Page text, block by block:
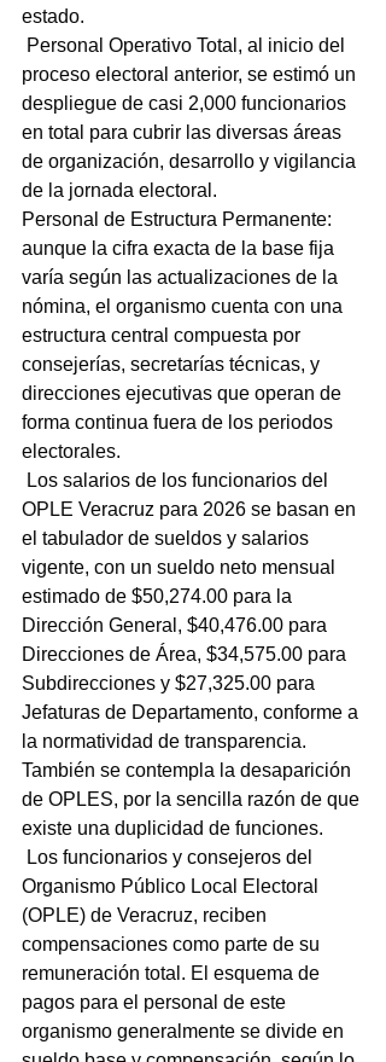
estado.
Personal Operativo Total, al inicio del
proceso electoral anterior, se estimó un
despliegue de casi 2,000 funcionarios
en total para cubrir las diversas áreas
de organización, desarrollo y vigilancia
de la jornada electoral.
Personal de Estructura Permanente:
aunque la cifra exacta de la base fija
varía según las actualizaciones de la
nómina, el organismo cuenta con una
estructura central compuesta por
consejerías, secretarías técnicas, y
direcciones ejecutivas que operan de
forma continua fuera de los periodos
electorales.
Los salarios de los funcionarios del
OPLE Veracruz para 2026 se basan en
el tabulador de sueldos y salarios
vigente, con un sueldo neto mensual
estimado de $50,274.00 para la
Dirección General, $40,476.00 para
Direcciones de Área, $34,575.00 para
Subdirecciones y $27,325.00 para
Jefaturas de Departamento, conforme a
la normatividad de transparencia.
También se contempla la desaparición
de OPLES, por la sencilla razón de que
existe una duplicidad de funciones.
Los funcionarios y consejeros del
Organismo Público Local Electoral
(OPLE) de Veracruz, reciben
compensaciones como parte de su
remuneración total. El esquema de
pagos para el personal de este
organismo generalmente se divide en